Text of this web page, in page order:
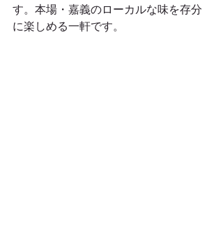
す。本場・嘉義のローカルな味を存分
に楽しめる一軒です。